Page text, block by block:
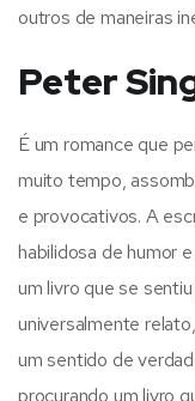
outros de maneiras
Peter
É um romance que
muito tempo,
e provocativos. A
habilidosa de humor
um livro que se
universalmente
um sentido de
procurando um livro